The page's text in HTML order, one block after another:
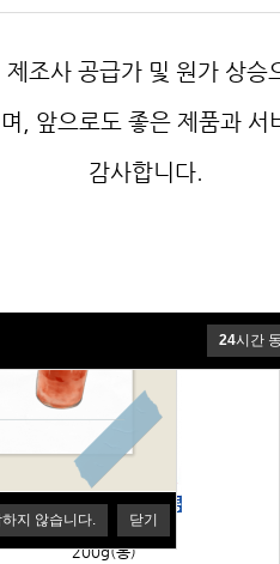
지 않습니다. 닫기
조사 공급가 및 원가 상승
, 앞으로도 좋은 제품과 서
감사합니다.
24시간
♡ 리얼 닭꼬치
(한품)까르보치킨
200g(봉)